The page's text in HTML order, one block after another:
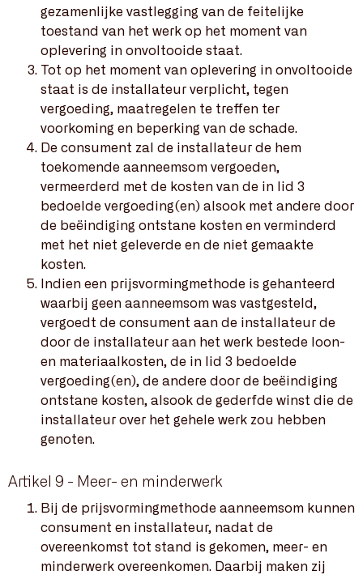
gezamenlijke vastlegging van de feitelijke
toestand van het werk op het moment van
oplevering in onvoltooide staat.
Tot op het moment van oplevering in onvoltooide
staat is de installateur verplicht, tegen
vergoeding, maatregelen te treffen ter
voorkoming en beperking van de schade.
De consument zal de installateur de hem
toekomende aanneemsom vergoeden,
vermeerderd met de kosten van de in lid 3
bedoelde vergoeding(en) alsook met andere door
de beëindiging ontstane kosten en verminderd
met het niet geleverde en de niet gemaakte
kosten.
Indien een prijsvormingmethode is gehanteerd
waarbij geen aanneemsom was vastgesteld,
vergoedt de consument aan de installateur de
door de installateur aan het werk bestede loon-
en materiaalkosten, de in lid 3 bedoelde
vergoeding(en), de andere door de beëindiging
ontstane kosten, alsook de gederfde winst die de
installateur over het gehele werk zou hebben
genoten.
Artikel 9 - Meer- en minderwerk
Bij de prijsvormingmethode aanneemsom kunnen
consument en installateur, nadat de
overeenkomst tot stand is gekomen, meer- en
minderwerk overeenkomen. Daarbij maken zij